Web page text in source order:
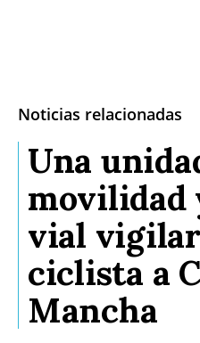
Noticias relacionadas
Una
movilidad
vial
ciclista a
Mancha